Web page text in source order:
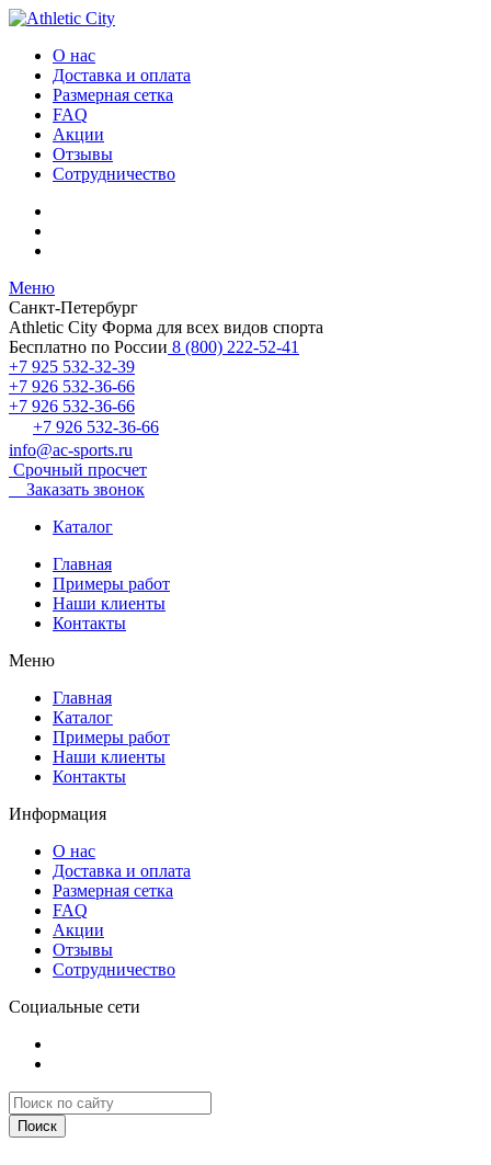
О нас
Доставка и оплата
Размерная сетка
FAQ
Акции
Отзывы
Сотрудничество
Меню
Санкт-Петербург
Athletic City Форма для всех видов спорта
Бесплатно по России 8 (800) 222-52-41
+7 925 532-32-39
+7 926 532-36-66
+7 926 532-36-66
+7 926 532-36-66
info@ac-sports.ru
Срочный просчет
Заказать звонок
Каталог
Главная
Примеры работ
Наши клиенты
Контакты
Меню
Главная
Каталог
Примеры работ
Наши клиенты
Контакты
Информация
О нас
Доставка и оплата
Размерная сетка
FAQ
Акции
Отзывы
Сотрудничество
Социальные сети
Поиск